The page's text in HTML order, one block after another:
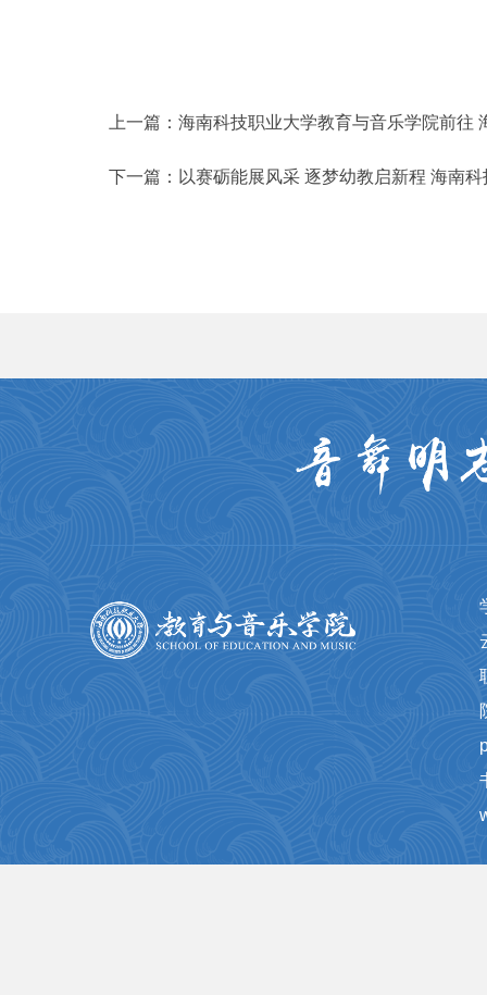
上一篇： 海南科技职业大学教育与音乐学院前往
下一篇： 以赛砺能展风采 逐梦幼教启新程 海南